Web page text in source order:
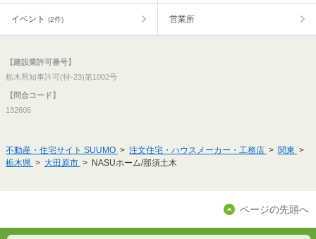
イベント (2件) 営業所
【建設業許可番号】
栃木県知事許可(特-23)第1002号
【問合コード】
132606
不動産・住宅サイト SUUMO 注文住宅・ハウスメーカー・工務店
関東
栃木県
大田原市 NASUホーム/那須土木
ページの先頭へ